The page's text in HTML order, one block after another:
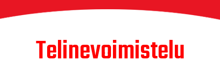
Telinevoimistelu